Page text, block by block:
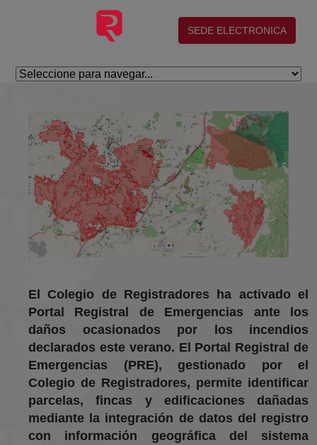
Saltar al contenido principal
(abre en nueva ventana)
SEDE ELECTRONICA
El Colegio de Registradores ha activado el
Portal Registral de Emergencias ante los
daños ocasionados por los incendios
declarados este verano. El Portal Registral de
Emergencias (PRE), gestionado por el
Colegio de Registradores, permite identificar
parcelas, fincas y edificaciones dañadas
mediante la integración de datos del registro
con información geográfica del sistema